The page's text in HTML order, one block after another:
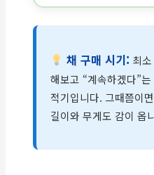
채 구매 시기: 최
해보고 “계속하겠다”
적기입니다. 그때쯤이
길이와 무게도 감이 옵